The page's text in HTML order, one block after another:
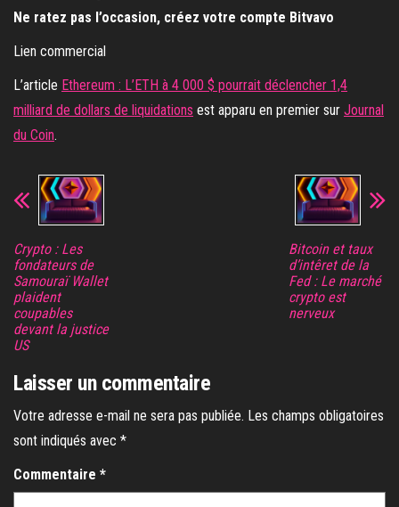
Ne ratez pas l’occasion, créez votre compte Bitvavo
Lien commercial
L’article Ethereum : L’ETH à 4 000 $ pourrait déclencher 1,4
milliard de dollars de liquidations est apparu en premier sur Journal
du Coin.
Crypto : Les
fondateurs de
Samouraï Wallet
plaident
coupables
devant la justice
US
Bitcoin et taux
d’intêret de la
Fed : Le marché
crypto est
nerveux
Laisser un commentaire
Votre adresse e-mail ne sera pas publiée. Les champs obligatoires
sont indiqués avec *
Commentaire *